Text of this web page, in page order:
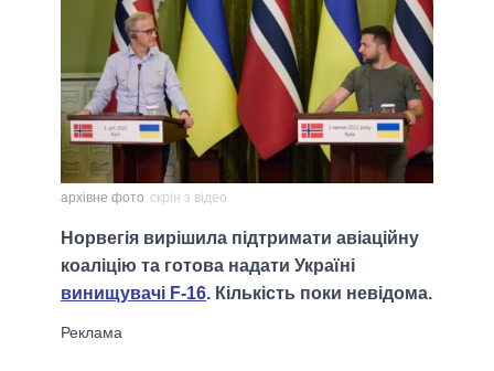
архівне фото скрін з відео
Норвегія вирішила підтримати авіаційну
коаліцію та готова надати Україні
винищувачі F-16. Кількість поки невідома.